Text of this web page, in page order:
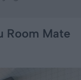
Room Mate